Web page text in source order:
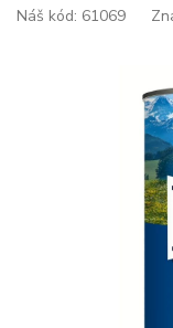
Náš kód: 61069